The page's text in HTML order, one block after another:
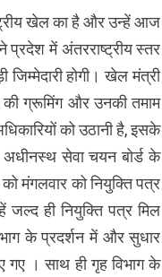
खेल का है और उन्हें आज
प्रदेश में अंतरराष्ट्रीय स्तर
होगी। खेल मंत्री
की ग्रूमिंग और उनकी तमाम
को उठानी है, इसके
अधीनस्थ सेवा चयन बोर्ड के
मंगलवार को नियुक्ति पत्र
जल्द ही नियुक्ति पत्र मिल
के प्रदर्शन में और सुधार
गए । साथ ही गृह विभाग के